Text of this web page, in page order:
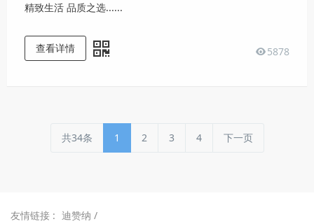
精致生活 品质之选......
5878
查看详情
共34条 1 2 3 4 下一页
友情链接 : 迪赞纳 /